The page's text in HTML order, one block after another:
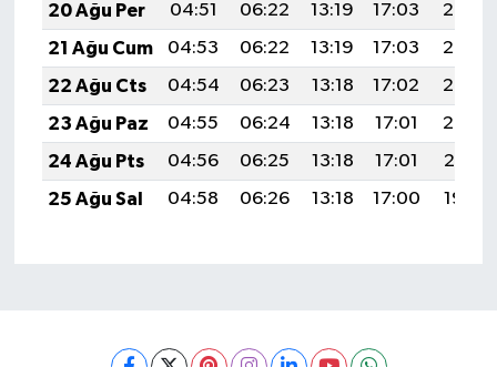
20 Ağu Per 04:51 06:22 13:19 17:03
20:06
21 Ağu Cum
04:53 06:22 13:19 17:03
20:05
22 Ağu Cts
04:54 06:23 13:18 17:02
20:03
23 Ağu Paz
04:55 06:24 13:18 17:01
20:02
24 Ağu Pts
04:56 06:25 13:18 17:01
20:01
25 Ağu Sal
04:58 06:26 13:18 17:00 19:59